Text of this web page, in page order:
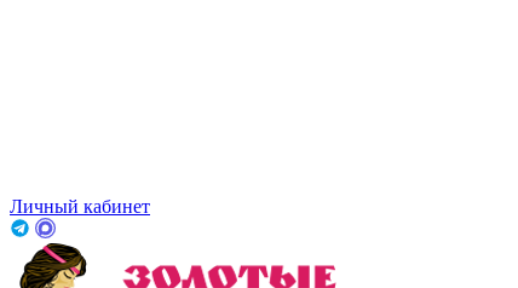
Личный кабинет